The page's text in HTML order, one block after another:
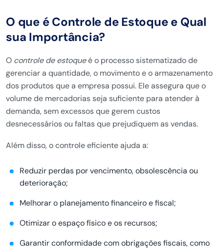
O que é Controle de Estoque e Qual
sua Importância?
O controle de estoqueé o processo sistematizado de
gerenciar a quantidade, o movimento e o armazenamento
dos produtos que a empresa possui. Ele assegura que o
volume de mercadorias seja suficiente para atender à
demanda, sem excessos que gerem custos
desnecessários ou faltas que prejudiquem as vendas.
Além disso, o controle eficiente ajuda a:
Reduzir perdas por vencimento, obsolescência ou
deterioração;
Melhorar o planejamento financeiro e fiscal;
Otimizar o espaço físico e os recursos;
Garantir conformidade com obrigações fiscais, como